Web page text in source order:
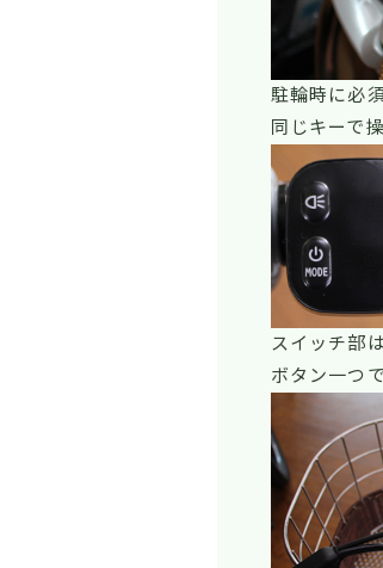
駐輪時に必
同じキーで
スイッチ部は
ボタン一つ